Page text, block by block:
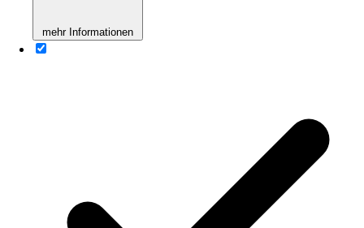
mehr Informationen